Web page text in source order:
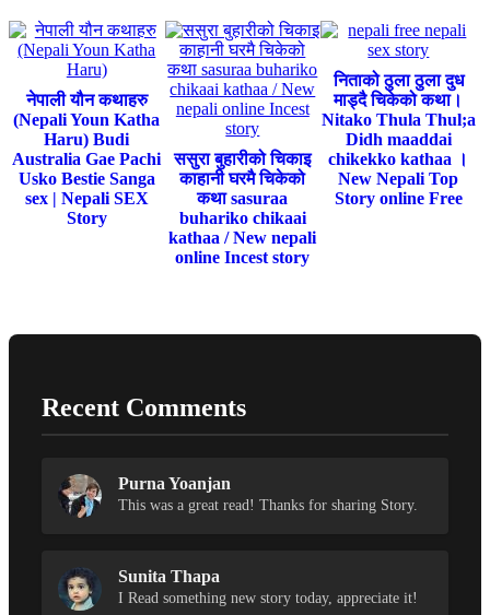
नेपाली यौन कथाहरु
(Nepali Youn Katha
Haru) Budi
Australia Gae Pachi
Usko Bestie Sanga
sex | Nepali SEX
Story
ससुरा बुहारीको चिकाइ
काहानी घरमै चिकेको
कथा sasuraa
buhariko chikaai
kathaa / New nepali
online Incest story
निताको ठुला ठुला दुध
माड्दै चिकेको कथा।
Nitako Thula Thul;a
Didh maaddai
chikekko kathaa ।
New Nepali Top
Story online Free
Recent Comments
Purna Yoanjan
This was a great read! Thanks for sharing Story.
Sunita Thapa
I Read something new story today, appreciate it!